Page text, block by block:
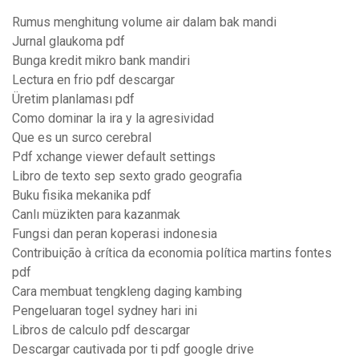
Rumus menghitung volume air dalam bak mandi
Jurnal glaukoma pdf
Bunga kredit mikro bank mandiri
Lectura en frio pdf descargar
Üretim planlaması pdf
Como dominar la ira y la agresividad
Que es un surco cerebral
Pdf xchange viewer default settings
Libro de texto sep sexto grado geografia
Buku fisika mekanika pdf
Canlı müzikten para kazanmak
Fungsi dan peran koperasi indonesia
Contribuição à crítica da economia política martins fontes
pdf
Cara membuat tengkleng daging kambing
Pengeluaran togel sydney hari ini
Libros de calculo pdf descargar
Descargar cautivada por ti pdf google drive